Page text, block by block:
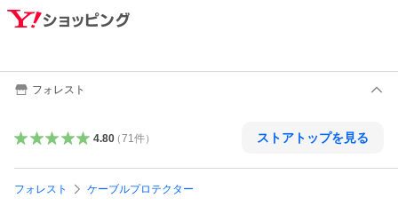
フォレスト
4.80（71件） ストアトップを見る
フォレスト ケーブルプロテクター